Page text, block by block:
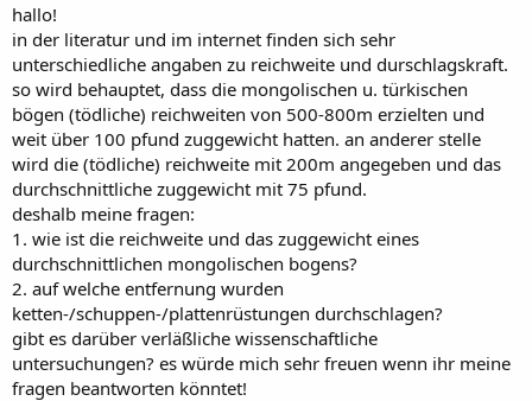
hallo!
in der literatur und im internet finden sich sehr
unterschiedliche angaben zu reichweite und durschlagskraft.
so wird behauptet, dass die mongolischen u. türkischen
bögen (tödliche) reichweiten von 500-800m erzielten und
weit über 100 pfund zuggewicht hatten. an anderer stelle
wird die (tödliche) reichweite mit 200m angegeben und das
durchschnittliche zuggewicht mit 75 pfund.
deshalb meine fragen:
1. wie ist die reichweite und das zuggewicht eines
durchschnittlichen mongolischen bogens?
2. auf welche entfernung wurden
ketten-/schuppen-/plattenrüstungen durchschlagen?
gibt es darüber verläßliche wissenschaftliche
untersuchungen? es würde mich sehr freuen wenn ihr meine
fragen beantworten könntet!